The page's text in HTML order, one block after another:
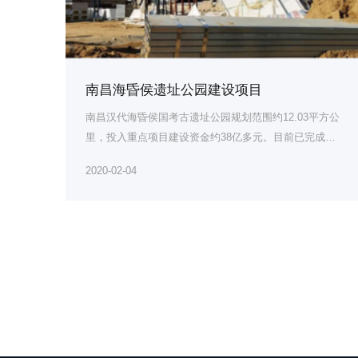
南昌海昏侯遗址公园建设项目
南昌汉代海昏侯国考古遗址公园规划范围约12.03平方公
里，投入重点项目建设资金约38亿多元。目前已完成遗
2020-02-04